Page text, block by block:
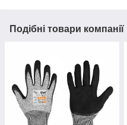
Подібні товари компанії